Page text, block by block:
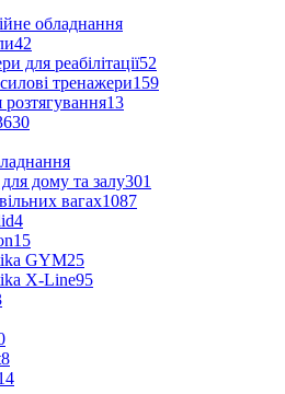
обладнання
42
для реабілітації52
силові тренажери159
13
для дому та залу301
вагах1087
4
15
GYM25
X-Line95
8